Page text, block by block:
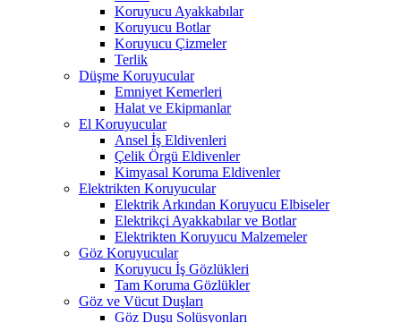
Koruyucu Ayakkabılar
Koruyucu Botlar
Koruyucu Çizmeler
Terlik
Düşme Koruyucular
Emniyet Kemerleri
Halat ve Ekipmanlar
El Koruyucular
Ansel İş Eldivenleri
Çelik Örgü Eldivenler
Kimyasal Koruma Eldivenler
Elektrikten Koruyucular
Elektrik Arkından Koruyucu Elbiseler
Elektrikçi Ayakkabılar ve Botlar
Elektrikten Koruyucu Malzemeler
Göz Koruyucular
Koruyucu İş Gözlükleri
Tam Koruma Gözlükler
Göz ve Vücut Duşları
Göz Duşu Solüsyonları